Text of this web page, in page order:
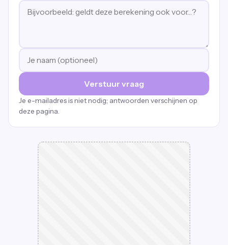
Verstuur vraag
Je e-mailadres is niet nodig; antwoorden verschijnen op
deze pagina.